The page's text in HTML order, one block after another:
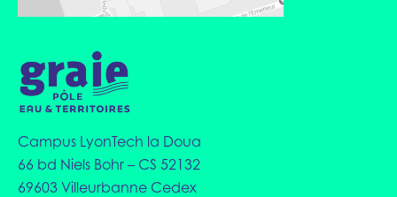
Campus LyonTech la Doua
66 bd Niels Bohr – CS 52132
69603 Villeurbanne Cedex